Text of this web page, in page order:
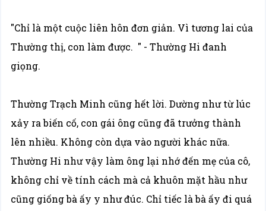
"Chỉ là một cuộc liên hôn đơn giản. Vì tương lai của
Thường thị, con làm được. " - Thường Hi đanh
giọng.
Thường Trạch Minh cũng hết lời. Dường như từ lúc
xảy ra biến cố, con gái ông cũng đã trưởng thành
lên nhiều. Không còn dựa vào người khác nữa.
Thường Hi như vậy làm ông lại nhớ đến mẹ của cô,
không chỉ về tính cách mà cả khuôn mặt hầu như
cũng giống bà ấy y như đúc. Chỉ tiếc là bà ấy đi quá